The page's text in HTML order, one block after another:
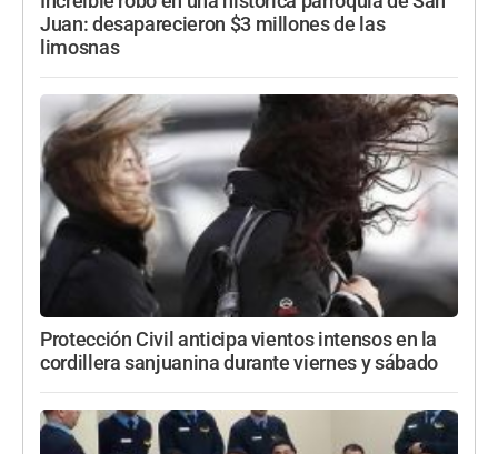
Juan: desaparecieron $3 millones de las
limosnas
Protección Civil anticipa vientos intensos en la
cordillera sanjuanina durante viernes y sábado